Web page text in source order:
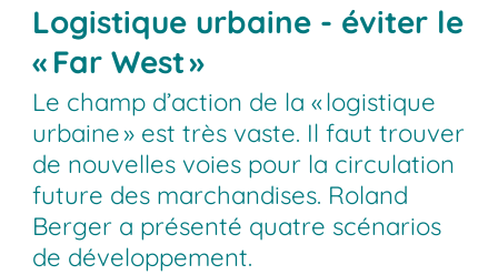
Logistique urbaine - éviter le
« Far West »
Le champ d’action de la « logistique
urbaine » est très vaste. Il faut trouver
de nouvelles voies pour la circulation
future des marchandises. Roland
Berger a présenté quatre scénarios
de développement.